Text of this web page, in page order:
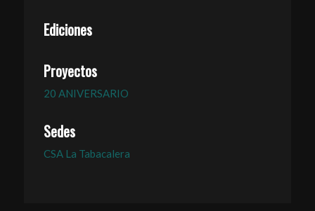
Ediciones
Proyectos
20 ANIVERSARIO
Sedes
CSA La Tabacalera